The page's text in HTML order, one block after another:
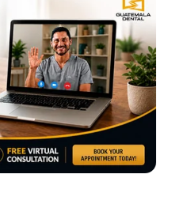
มาคือหลอกลวง ไม่จริงใจ
รรมเปลี่ยนไป นั่นคือ
โลกอีกใบ